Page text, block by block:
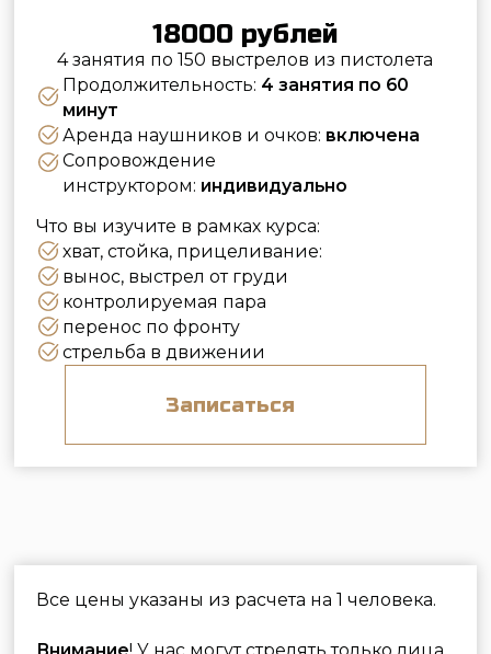
достигшие 18 лет. Для посещения боевого
тира при себе необходимо иметь паспорт
(сканы и фотографии мы, к сожалению не
принимаем). Оформление документов
перед началом стрельбы занимает около 30
минут. Поэтомунеобходимобыть на
ресепшен тира за 30 минут до начала
вашего сеанса.
Пневматический тир
Лучно-арбалетный тир
Метание ножей и топоров
Подарочные сертификаты
Корпоративные мероприятия
Хотите провести у нас какое-то
мероприятие? Перейдите, пожалуйста, по
этой ссылке.
Услуги
Пневматический тир